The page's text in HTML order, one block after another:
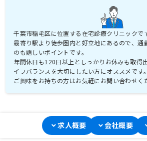
千葉市稲毛区に位置する在宅診療クリニックです
最寄り駅より徒歩圏内と好立地にあるので、通
のも嬉しいポイントです。
年間休日も120日以上としっかりお休みも取得
イフバランスを大切にしたい方にオススメです。
ご興味をお持ちの方はお気軽にお問い合わせく
求人概要 会社概要